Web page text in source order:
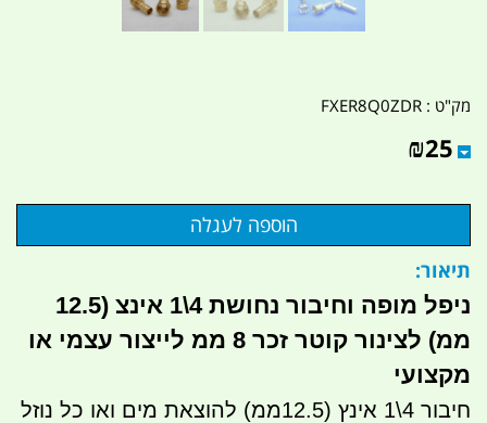
מק"ט : FXER8Q0ZDR
₪25
תיאור:
ניפל מופה וחיבור נחושת 4\1 אינצ (12.5
ממ) לצינור קוטר זכר 8 ממ לייצור עצמי או
מקצועי
חיבור 4\1 אינץ (12.5ממ) להוצאת מים ואו כל נוזל